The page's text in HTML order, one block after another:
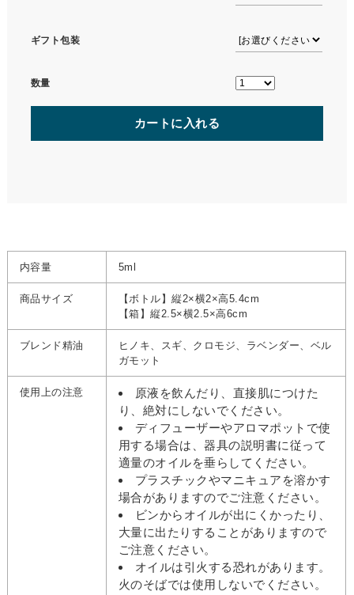
ギフト包装
数量
カートに入れる
内容量 5ml
商品サイズ
【ボトル】縦2×横2×高5.4cm
【箱】縦2.5×横2.5×高6cm
ブレンド精油
ヒノキ、スギ、クロモジ、ラベンダー、ベル
ガモット
使用上の注意
原液を飲んだり、直接肌につけた
り、絶対にしないでください。
ディフューザーやアロマポットで使
用する場合は、器具の説明書に従って
適量のオイルを垂らしてください。
プラスチックやマニキュアを溶かす
場合がありますのでご注意ください。
ビンからオイルが出にくかったり、
大量に出たりすることがありますので
ご注意ください。
オイルは引火する恐れがあります。
火のそばでは使用しないでください。